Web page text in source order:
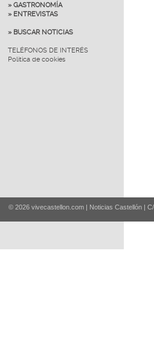
» GASTRONOMÍA
» ENTREVISTAS
» BUSCAR NOTICIAS
TELÉFONOS DE INTERÉS
Política de cookies
© 2026 vivecastellon.com | Noticias Castellón |